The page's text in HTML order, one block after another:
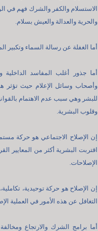
الاستسلام والكفر والشرك فهم في
والحرية والعدالة والعيش بسلام.
أما الغفلة عن رسالة السماء وتكبير
أما جذور أغلب المفاسد الداخلية
وأصحاب وسائل الإعلام حيث تؤثر
للبشر وهي سبب عدم الاهتمام
وقلوب البشرية.
إن الإصلاح الاجتماعي هو حركة
اقتربت البشرية أكثر من المعايير
الإصلاحات.
إن الإصلاح هو حركة توحيدية،
التغافل عن هذه الأمور في العملية
أما برامج الشرك والارتجاع